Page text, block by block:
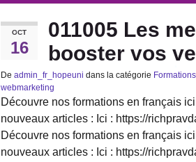
OCT
16
011005 Les
booster vos
De admin_fr_hopeuni dans la catégorie Formations
webmarketing
Découvre nos formations en français
nouveaux articles : Ici : https://
Découvre nos formations en français
nouveaux articles : Ici : https://